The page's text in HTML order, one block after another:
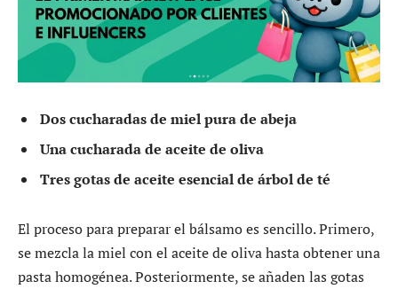
Dos cucharadas de miel pura de abeja
Una cucharada de aceite de oliva
Tres gotas de aceite esencial de árbol de té
El proceso para preparar el bálsamo es sencillo. Primero,
se mezcla la miel con el aceite de oliva hasta obtener una
pasta homogénea. Posteriormente, se añaden las gotas